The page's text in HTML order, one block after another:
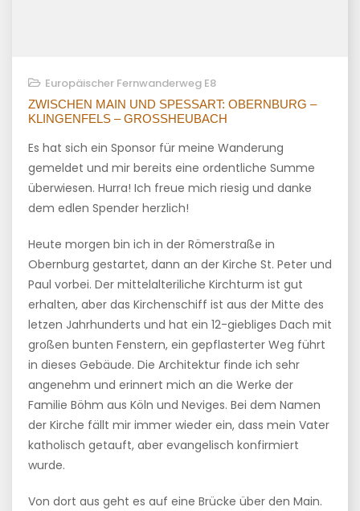
Europäischer Fernwanderweg E8
ZWISCHEN MAIN UND SPESSART: OBERNBURG –
KLINGENFELS – GROSSHEUBACH
Es hat sich ein Sponsor für meine Wanderung
gemeldet und mir bereits eine ordentliche Summe
überwiesen. Hurra! Ich freue mich riesig und danke
dem edlen Spender herzlich!
Heute morgen bin ich in der Römerstraße in
Obernburg gestartet, dann an der Kirche St. Peter und
Paul vorbei. Der mittelalteriliche Kirchturm ist gut
erhalten, aber das Kirchenschiff ist aus der Mitte des
letzen Jahrhunderts und hat ein 12-giebliges Dach mit
großen bunten Fenstern, ein gepflasterter Weg führt
in dieses Gebäude. Die Architektur finde ich sehr
angenehm und erinnert mich an die Werke der
Familie Böhm aus Köln und Neviges. Bei dem Namen
der Kirche fällt mir immer wieder ein, dass mein Vater
katholisch getauft, aber evangelisch konfirmiert
wurde.
Von dort aus geht es auf eine Brücke über den Main.